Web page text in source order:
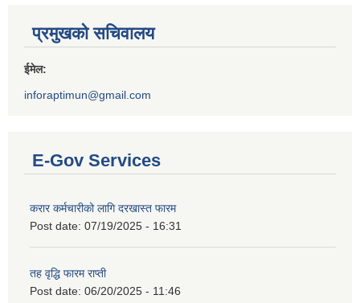
प्रमुखको सचिवालय
ईमेल:
inforaptimun@gmail.com
E-Gov Services
करार कर्मचारीको लागि दरखास्त फारम
Post date: 07/19/2025 - 16:31
तह वृद्धि फारम राप्ती
Post date: 06/20/2025 - 11:46